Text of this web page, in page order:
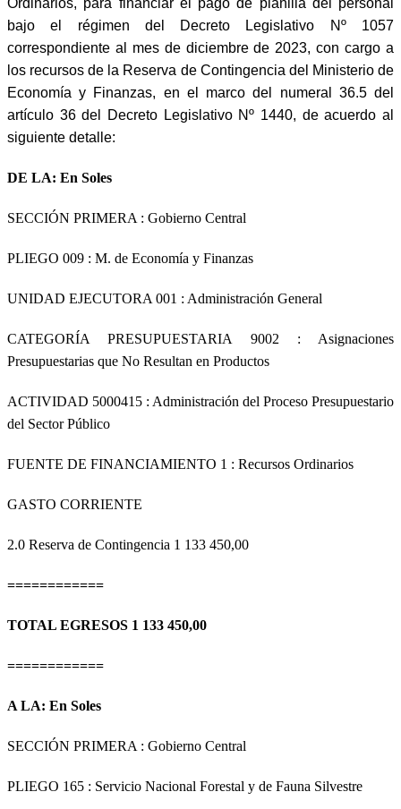
bajo el régimen del Decreto Legislativo Nº 1057
correspondiente al mes de diciembre de 2023, con cargo a
los recursos de la Reserva de Contingencia del Ministerio de
Economía y Finanzas, en el marco del numeral 36.5 del
artículo 36 del Decreto Legislativo Nº 1440, de acuerdo al
siguiente detalle:
DE LA: En Soles
SECCIÓN PRIMERA : Gobierno Central
PLIEGO 009 : M. de Economía y Finanzas
UNIDAD EJECUTORA 001 : Administración General
CATEGORÍA PRESUPUESTARIA 9002 : Asignaciones
Presupuestarias que No Resultan en Productos
ACTIVIDAD 5000415 : Administración del Proceso Presupuestario
del Sector Público
FUENTE DE FINANCIAMIENTO 1 : Recursos Ordinarios
GASTO CORRIENTE
2.0 Reserva de Contingencia 1 133 450,00
============
TOTAL EGRESOS 1 133 450,00
============
A LA: En Soles
SECCIÓN PRIMERA : Gobierno Central
PLIEGO 165 : Servicio Nacional Forestal y de Fauna Silvestre